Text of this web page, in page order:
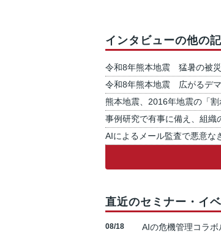
インタビューの他の
令和8年熊本地震 猛暑の被
令和8年熊本地震 広がるデ
熊本地震、2016年地震の「
事例研究で有事に備え、組織
AIによるメール監査で悪意な
直近のセミナー・イ
08/18 AIの危機管理コラ